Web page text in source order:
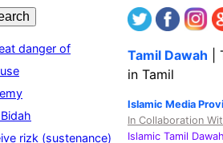
danger of
rizk (sustenance)
Tamil Dawah |
in Tamil
Islamic Media
In Collaboration
Islamic Tamil